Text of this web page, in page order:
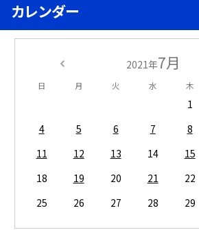
カレンダー
2021年7月
日 月 火 水 木
1
4
5 6 7 8
11
12 13 14 15
18
19 20 21 22
25
26 27 28 29